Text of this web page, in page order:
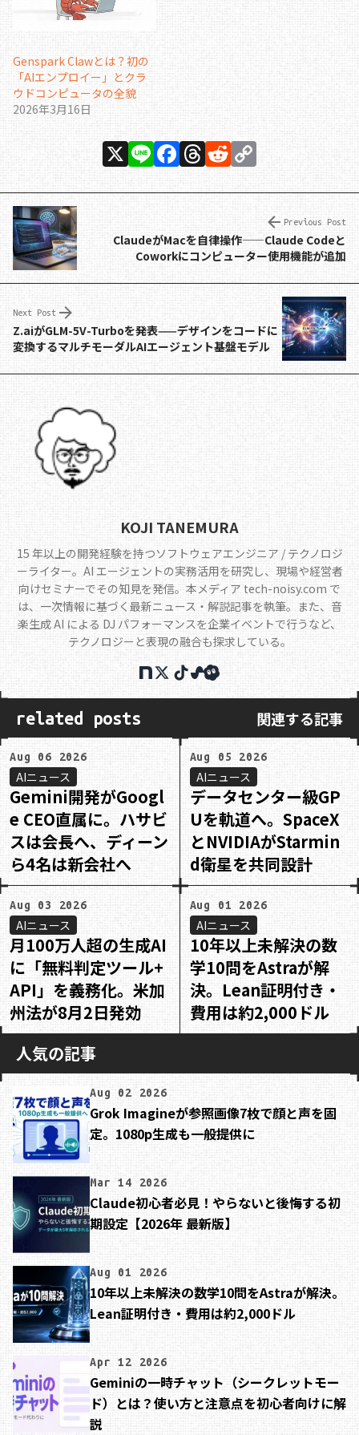
Genspark Clawとは？初の
「AIエンプロイー」とクラ
ウドコンピュータの全貌
2026年3月16日
X Li
n
e
F
a
c
e
b
o
k
T
h
re
a
d
s
R
e
d
di
t
p
y
Li
n
Previous Post
ClaudeがMacを自律操作——Claude Codeと
Coworkにコンピューター使用機能が追加
Next Post
Z.aiがGLM-5V-Turboを発表——デザインをコードに
変換するマルチモーダルAIエージェント基盤モデル
KOJI TANEMURA
15 年以上の開発経験を持つソフトウェアエンジニア / テクノロジ
ーライター。AI エージェントの実務活用を研究し、現場や経営者
向けセミナーでその知見を発信。本メディア tech-noisy.com で
は、一次情報に基づく最新ニュース・解説記事を執筆。また、音
楽生成 AI による DJ パフォーマンスを企業イベントで行うなど、
テクノロジーと表現の融合も探求している。
related posts 関連する記事
Aug 06 2026
AIニュース
Gemini開発がGoogl
e CEO直属に。ハサビ
スは会長へ、ディーン
ら4名は新会社へ
Aug 05 2026
AIニュース
データセンター級GP
Uを軌道へ。SpaceX
とNVIDIAがStarmin
d衛星を共同設計
Aug 03 2026
AIニュース
月100万人超の生成AI
に「無料判定ツール+
API」を義務化。米加
州法が8月2日発効
Aug 01 2026
AIニュース
10年以上未解決の数
学10問をAstraが解
決。Lean証明付き・
費用は約2,000ドル
人気の記事
Aug 02 2026
Grok Imagineが参照画像7枚で顔と声を固
定。1080p生成も一般提供に
Mar 14 2026
Claude初心者必見！やらないと後悔する初
期設定【2026年 最新版】
Aug 01 2026
10年以上未解決の数学10問をAstraが解決。
Lean証明付き・費用は約2,000ドル
Apr 12 2026
Geminiの一時チャット（シークレットモー
ド）とは？使い方と注意点を初心者向けに解
説